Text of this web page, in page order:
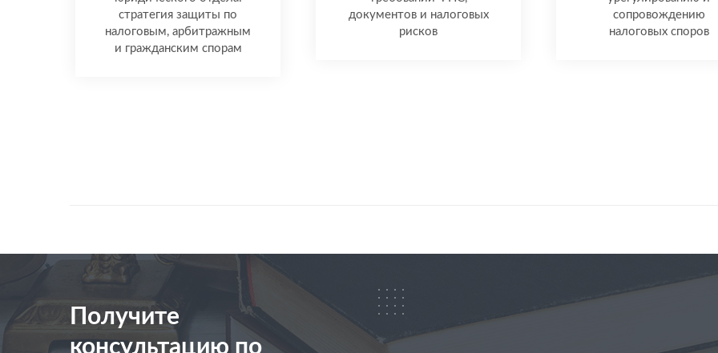
стратегия защиты по
налоговым, арбитражным
и гражданским спорам
документов и налоговых
рисков
сопровождению
налоговых споров
Получите
консультацию по